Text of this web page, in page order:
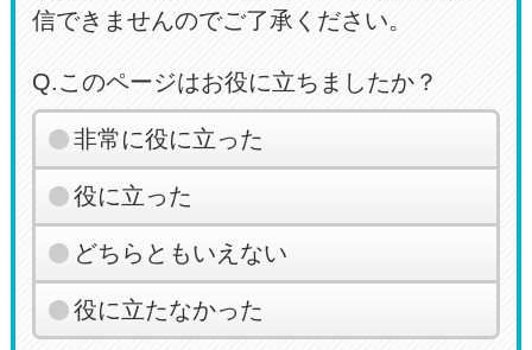
信できませんのでご了承ください。
Q.このページはお役に立ちましたか？
非常に役に立った
役に立った
どちらともいえない
役に立たなかった